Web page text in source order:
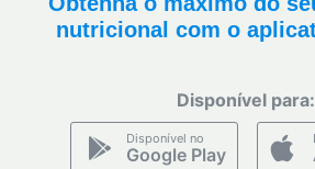
nutricional com o
Disponível para:
Disponível no
Google Play